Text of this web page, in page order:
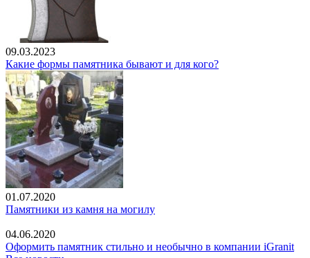
09.03.2023
Какие формы памятника бывают и для кого?
01.07.2020
Памятники из камня на могилу
04.06.2020
Оформить памятник стильно и необычно в компании iGranit